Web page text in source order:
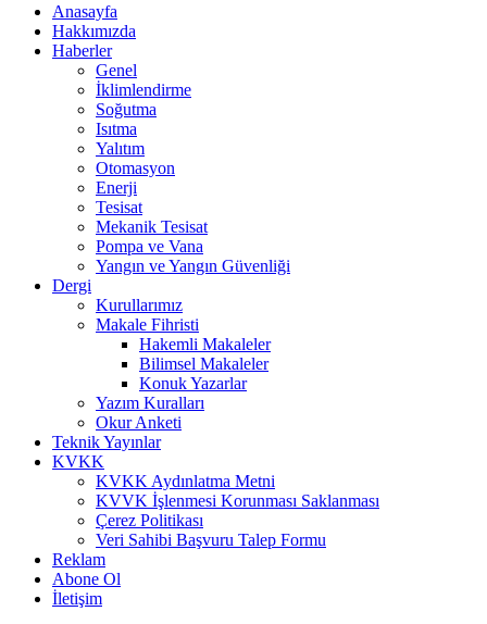
Anasayfa
Hakkımızda
Haberler
Genel
İklimlendirme
Soğutma
Isıtma
Yalıtım
Otomasyon
Enerji
Tesisat
Mekanik Tesisat
Pompa ve Vana
Yangın ve Yangın Güvenliği
Dergi
Kurullarımız
Makale Fihristi
Hakemli Makaleler
Bilimsel Makaleler
Konuk Yazarlar
Yazım Kuralları
Okur Anketi
Teknik Yayınlar
KVKK
KVKK Aydınlatma Metni
KVVK İşlenmesi Korunması Saklanması
Çerez Politikası
Veri Sahibi Başvuru Talep Formu
Reklam
Abone Ol
İletişim